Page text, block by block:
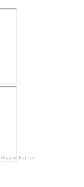
Карты